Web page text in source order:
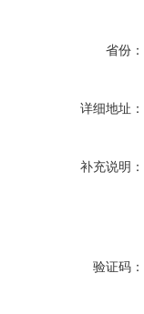
省份：
详细地址：
补充说明：
验证码：